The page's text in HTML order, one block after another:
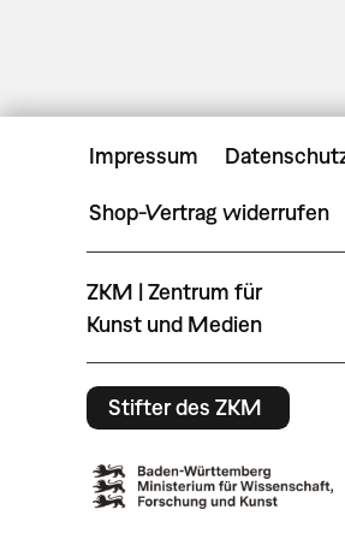
Impressum
Shop-Vertrag widerrufen
ZKM | Zentrum für
Kunst und Medien
Stifter des ZKM